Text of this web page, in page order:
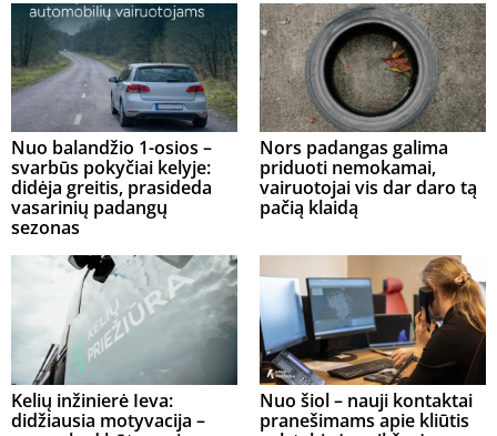
Nuo balandžio 1-osios –
svarbūs pokyčiai kelyje:
didėja greitis, prasideda
vasarinių padangų
sezonas
Nors padangas galima
priduoti nemokamai,
vairuotojai vis dar daro tą
pačią klaidą
Kelių inžinierė Ieva:
didžiausia motyvacija –
Nuo šiol – nauji kontaktai
pranešimams apie kliūtis